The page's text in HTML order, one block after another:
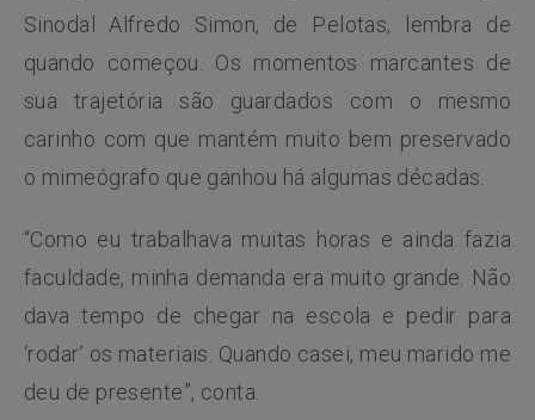
Sinodal Alfredo Simon, de Pelotas, lembra de
quando começou. Os momentos marcantes de
sua trajetória são guardados com o mesmo
carinho com que mantém muito bem preservado
o mimeógrafo que ganhou há algumas décadas.
“Como eu trabalhava muitas horas e ainda fazia
faculdade, minha demanda era muito grande. Não
dava tempo de chegar na escola e pedir para
‘rodar’ os materiais. Quando casei, meu marido me
deu de presente”, conta.